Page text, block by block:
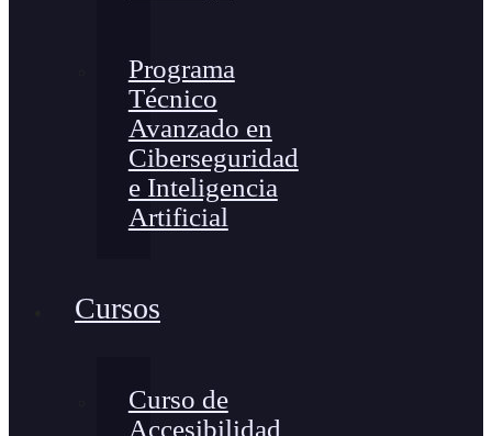
Programa
Técnico
Avanzado en
Ciberseguridad
e Inteligencia
Artificial
Cursos
Curso de
Accesibilidad